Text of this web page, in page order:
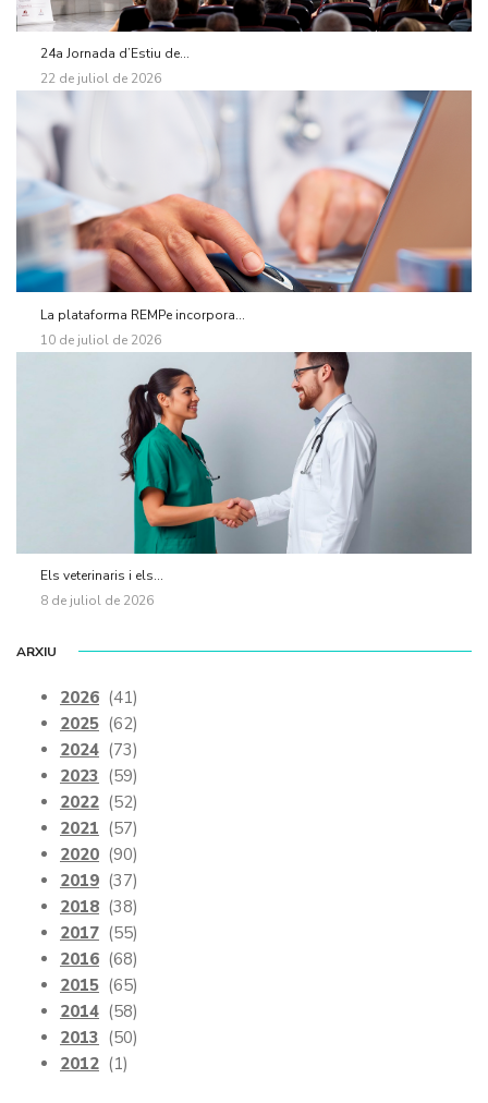
24a Jornada d’Estiu de...
22 de juliol de 2026
La plataforma REMPe incorpora...
10 de juliol de 2026
Els veterinaris i els...
8 de juliol de 2026
ARXIU
2026 (41)
2025 (62)
2024 (73)
2023 (59)
2022 (52)
2021 (57)
2020 (90)
2019 (37)
2018 (38)
2017 (55)
2016 (68)
2015 (65)
2014 (58)
2013 (50)
2012 (1)